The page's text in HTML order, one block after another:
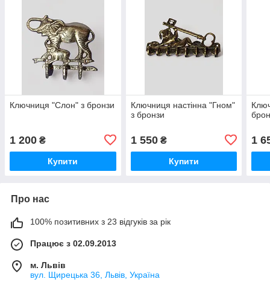
Ключниця "Слон" з бронзи
1 200 ₴
Купити
Ключниця настінна "Гном"
з бронзи
1 550₴
Купити
1
Про нас
100% позитивних з 23 відгуків за рік
Працює з 02.09.2013
м. Львів
вул. Щирецька 36, Львів, Україна